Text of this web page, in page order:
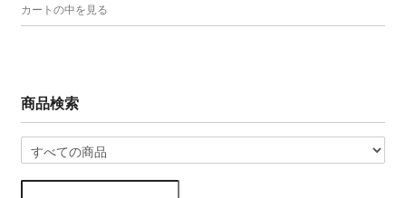
カートの中を見る
商品検索